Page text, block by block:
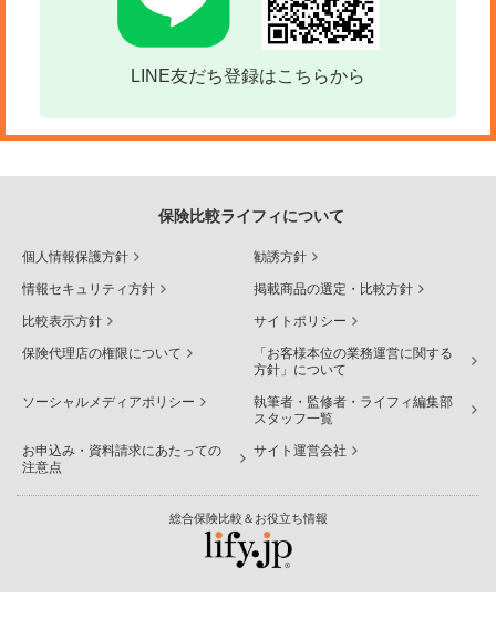
LINE友だち登録はこちらから
保険比較ライフィについて
個人情報保護方針 勧誘方針
情報セキュリティ方針 掲載商品の選定・比較方針
比較表示方針 サイトポリシー
保険代理店の権限について
「お客様本位の業務運営に関する
方針」について
ソーシャルメディアポリシー
執筆者・監修者・ライフィ編集部
スタッフ一覧
お申込み・資料請求にあたっての
注意点
サイト運営会社
総合保険比較＆お役立ち情報